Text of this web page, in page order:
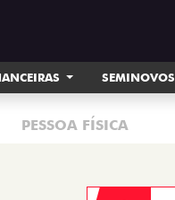
SEMINOVOS
PESSOA FÍSICA